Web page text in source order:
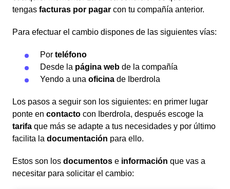
tengas facturas por pagar con tu compañía anterior.
Para efectuar el cambio dispones de las siguientes vías:
Por teléfono
Desde la página web de la compañía
Yendo a una oficina de Iberdrola
Los pasos a seguir son los siguientes: en primer lugar
ponte en contacto con Iberdrola, después escoge la
tarifa que más se adapte a tus necesidades y por último
facilita la documentación para ello.
Estos son los documentos e información que vas a
necesitar para solicitar el cambio: